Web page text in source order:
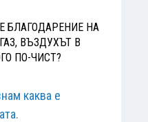
БЛАГОДАРЕНИЕ НА
ВЪЗДУХЪТ В
ПО-ЧИСТ?
каква е